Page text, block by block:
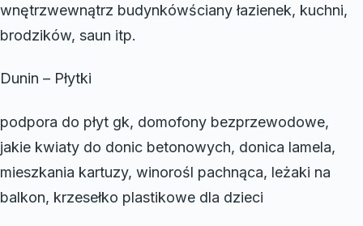
wnętrzwewnątrz budynkówściany łazienek, kuchni,
brodzików, saun itp.
Dunin – Płytki
podpora do płyt gk, domofony bezprzewodowe,
jakie kwiaty do donic betonowych, donica lamela,
mieszkania kartuzy, winorośl pachnąca, leżaki na
balkon, krzesełko plastikowe dla dzieci